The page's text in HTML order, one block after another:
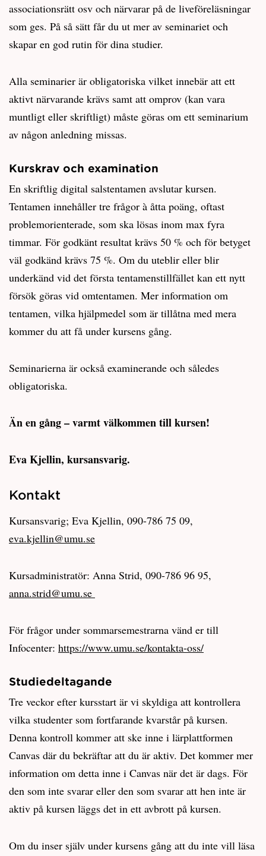
associationsrätt osv och närvarar på de liveföreläsningar
som ges. På så sätt får du ut mer av seminariet och
skapar en god rutin för dina studier.
Alla seminarier är obligatoriska vilket innebär att ett
aktivt närvarande krävs samt att omprov (kan vara
muntligt eller skriftligt) måste göras om ett seminarium
av någon anledning missas.
Kurskrav och examination
En skriftlig digital salstentamen avslutar kursen.
Tentamen innehåller tre frågor à åtta poäng, oftast
problemorienterade, som ska lösas inom max fyra
timmar. För godkänt resultat krävs 50 % och för betyget
väl godkänd krävs 75 %. Om du uteblir eller blir
underkänd vid det första tentamenstillfället kan ett nytt
försök göras vid omtentamen. Mer information om
tentamen, vilka hjälpmedel som är tillåtna med mera
kommer du att få under kursens gång.
Seminarierna är också examinerande och således
obligatoriska.
Än en gång – varmt välkommen till kursen!
Eva Kjellin, kursansvarig.
Kontakt
Kursansvarig; Eva Kjellin, 090-786 75 09,
eva.kjellin@umu.se
Kursadministratör: Anna Strid, 090-786 96 95,
anna.strid@umu.se
För frågor under sommarsemestrarna vänd er till
Infocenter: https://www.umu.se/kontakta-oss/
Studiedeltagande
Tre veckor efter kursstart är vi skyldiga att kontrollera
vilka studenter som fortfarande kvarstår på kursen.
Denna kontroll kommer att ske inne i lärplattformen
Canvas där du bekräftar att du är aktiv. Det kommer mer
information om detta inne i Canvas när det är dags. För
den som inte svarar eller den som svarar att hen inte är
aktiv på kursen läggs det in ett avbrott på kursen.
Om du inser själv under kursens gång att du inte vill läsa